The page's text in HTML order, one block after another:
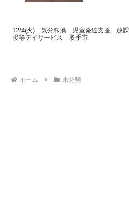
12/4(火) 気分転換 児童発達支援 放課
後等デイサービス 取手市
ホーム 未分類